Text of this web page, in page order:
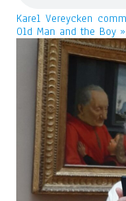
Karel Vereycken
Old Man and the Boy